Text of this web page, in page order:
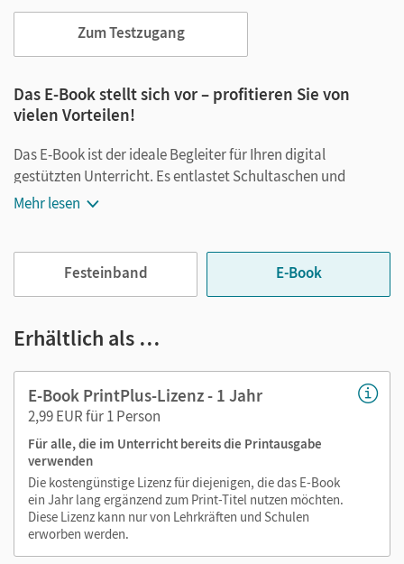
Zum Testzugang
Das E-Book stellt sich vor – profitieren Sie von
vielen Vorteilen!
Das E-Book ist der ideale Begleiter für Ihren digital
gestützten Unterricht. Es entlastet Schultaschen und
Rucksäcke und ist jederzeit unkompliziert verfügbar.
Notizen erstellen
Text ergänzen
im Text suchen
zoomen
Die Medien sind wichtige Bestandteile dieses E-Books. Sie
sind seitengenau platziert, damit Sie und Ihre Schüler/-innen
jederzeit unkompliziert darauf zugreifen können. So
gestalten Sie das Lehren und Lernen zeitsparend und
abwechslungsreich. Kein Medienwechsel! Kein
zeitaufwendiges Suchen!
Mehr lesen
Festeinband E-Book
Erhältlich als …
E-Book PrintPlus-Lizenz - 1 Jahr
2,99 EUR für 1 Person
Für alle, die im Unterricht bereits die Printausgabe
verwenden
Die kostengünstige Lizenz für diejenigen, die das E-Book
ein Jahr lang ergänzend zum Print-Titel nutzen möchten.
Diese Lizenz kann nur von Lehrkräften und Schulen
erworben werden.